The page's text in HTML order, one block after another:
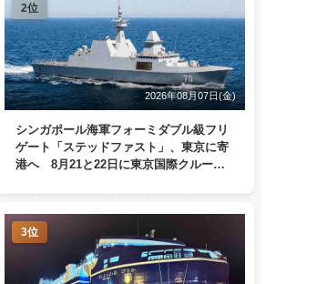
2位
2026年08月07日(金)
シンガポール海軍フォーミダブル級フリ
ゲート「ステッドファスト」、東京に寄
港へ 8月21と22日に東京国際クルーズ
3位